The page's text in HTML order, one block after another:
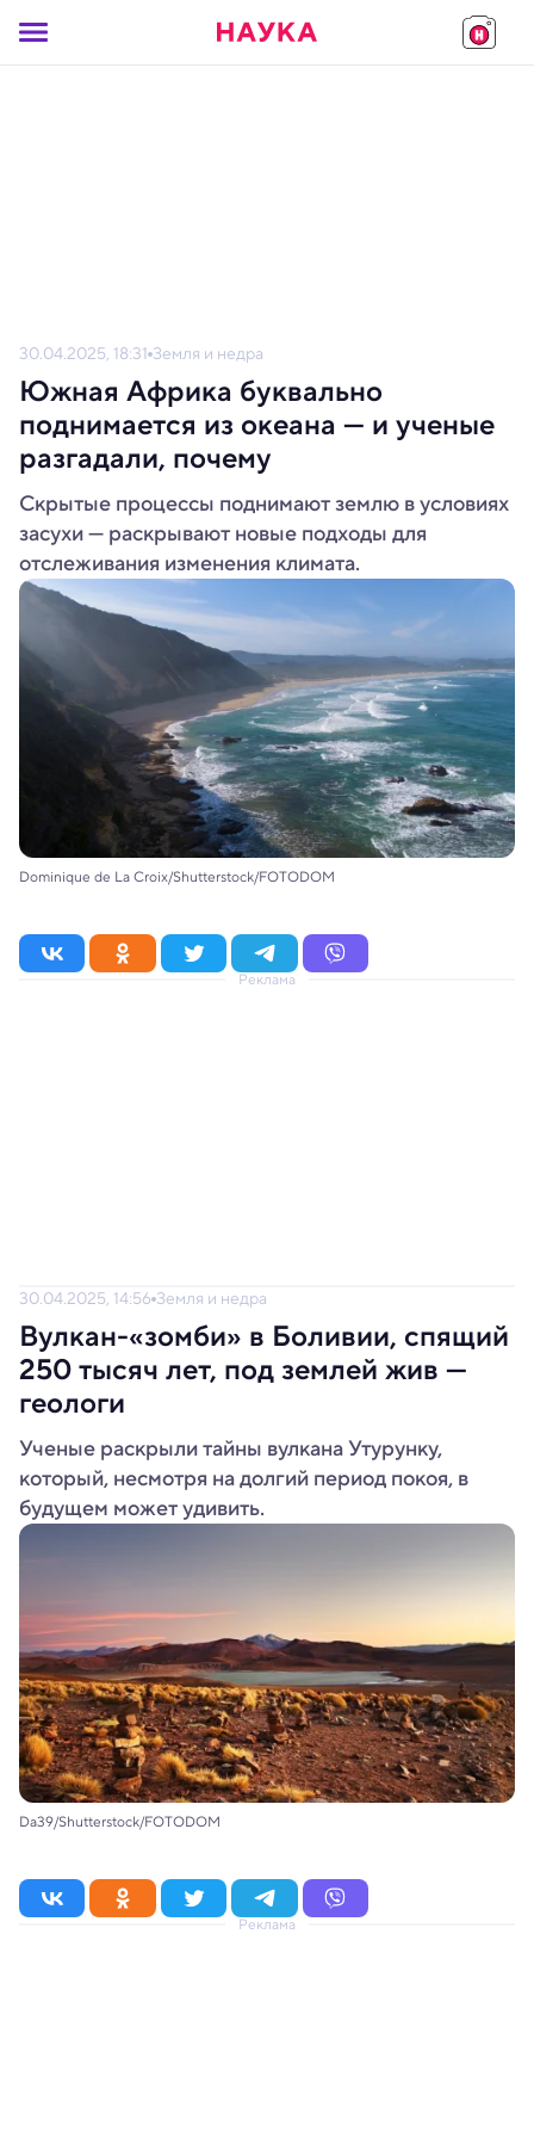
30.04.2025, 18:31 Земля и недра
Южная Африка буквально
поднимается из океана — и ученые
разгадали, почему
Скрытые процессы поднимают землю в условиях
засухи — раскрывают новые подходы для
отслеживания изменения климата.
Dominique de La Croix/Shutterstock/FOTODOM
Реклама
30.04.2025, 14:56 Земля и недра
Вулкан-«зомби» в Боливии, спящий
250 тысяч лет, под землей жив —
геологи
Ученые раскрыли тайны вулкана Утурунку,
который, несмотря на долгий период покоя, в
будущем может удивить.
Da39/Shutterstock/FOTODOM
Реклама